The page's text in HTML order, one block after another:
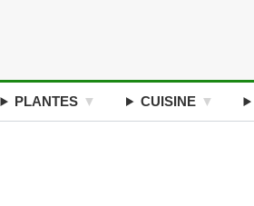
PLANTES CUISINE